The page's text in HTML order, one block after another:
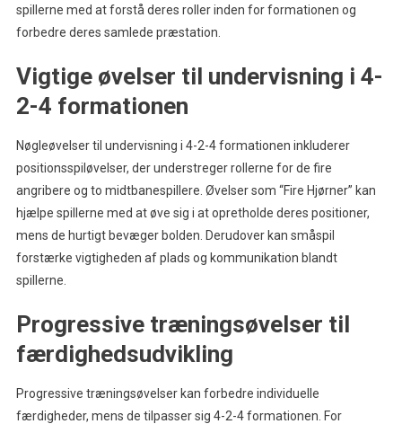
spillerne med at forstå deres roller inden for formationen og
forbedre deres samlede præstation.
Vigtige øvelser til undervisning i 4-
2-4 formationen
Nøgleøvelser til undervisning i 4-2-4 formationen inkluderer
positionsspiløvelser, der understreger rollerne for de fire
angribere og to midtbanespillere. Øvelser som “Fire Hjørner” kan
hjælpe spillerne med at øve sig i at opretholde deres positioner,
mens de hurtigt bevæger bolden. Derudover kan småspil
forstærke vigtigheden af plads og kommunikation blandt
spillerne.
Progressive træningsøvelser til
færdighedsudvikling
Progressive træningsøvelser kan forbedre individuelle
færdigheder, mens de tilpasser sig 4-2-4 formationen. For